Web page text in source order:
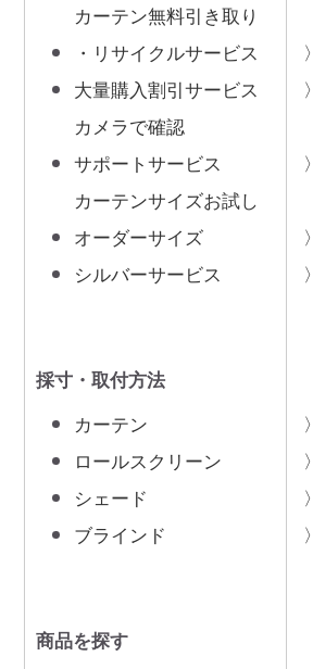
カーテン無料引き取り
・リサイクルサービス
大量購入割引サービス
カメラで確認
サポートサービス
カーテンサイズお試し
オーダーサイズ
シルバーサービス
採寸・取付方法
カーテン
ロールスクリーン
シェード
ブラインド
商品を探す